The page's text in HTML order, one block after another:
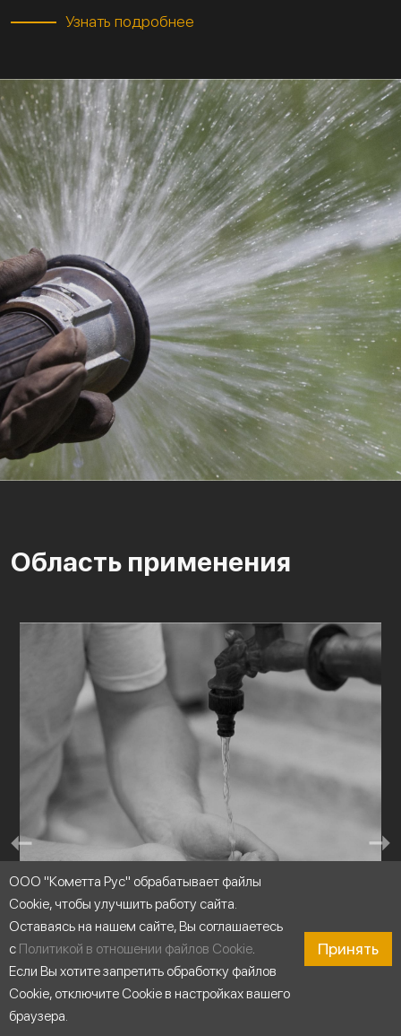
Узнать подробнее
Область применения
ООО "Кометта Рус" обрабатывает файлы
Cookie, чтобы улучшить работу сайта.
Оставаясь на нашем сайте, Вы соглашаетесь
с Политикой в отношении файлов Cookie.
Если Вы хотите запретить обработку файлов
Cookie, отключите Cookie в настройках вашего
браузера.
Принять